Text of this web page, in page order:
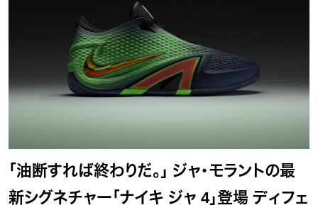
「油断すれば終わりだ。」 ジャ・モラントの最
新シグネチャー「ナイキ ジャ 4」登場 ディフェ